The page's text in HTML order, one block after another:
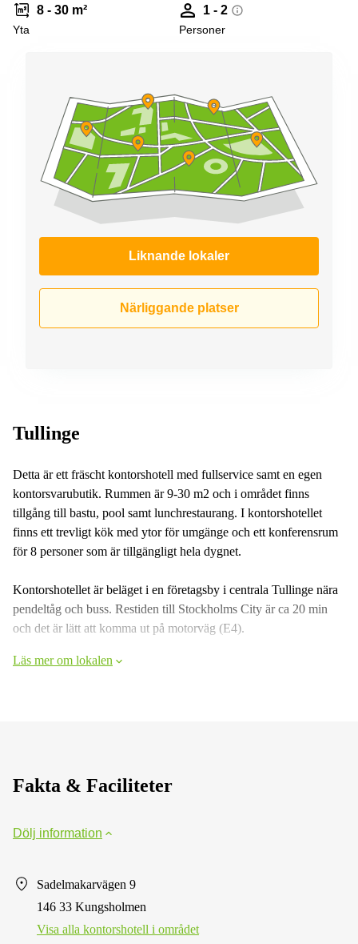
8 - 30 m²
Yta
1 - 2
Personer
Liknande lokaler
Närliggande platser
Tullinge
Detta är ett fräscht kontorshotell med fullservice samt en egen
kontorsvarubutik. Rummen är 9-30 m2 och i området finns
tillgång till bastu, pool samt lunchrestaurang. I kontorshotellet
finns ett trevligt kök med ytor för umgänge och ett konferensrum
för 8 personer som är tillgängligt hela dygnet.
Kontorshotellet är beläget i en företagsby i centrala Tullinge nära
pendeltåg och buss. Restiden till Stockholms City är ca 20 min
och det är lätt att komma ut på motorväg (E4).
Läs mer om lokalen
Fakta & Faciliteter
Dölj information
Sadelmakarvägen 9
146 33 Kungsholmen
Visa alla kontorshotell i området